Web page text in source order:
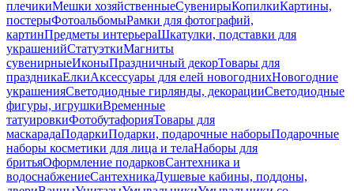
плечикиМешки хозяйственныеСувенирыКопилкиКартины,
постерыФотоальбомыРамки для фотографий,
картинПредметы интерьераШкатулки, подставки для
украшенийСтатуэткиМагниты
сувенирныеИконыПраздничный декорТовары для
праздникаЕлкиАксессуары для елей новогоднихНовогодние
украшенияСветодиодные гирлянды, декорацииСветодиодные
фигуры, игрушкиВременные
татуировкиФотобутафорияТовары для
маскарадаПодаркиПодарки, подарочные наборыПодарочные
наборы косметики для лица и телаНаборы для
бритьяОформление подарковСантехника и
водоснабжениеСантехникаДушевые кабины, поддоны,